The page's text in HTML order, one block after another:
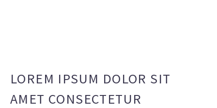
LOREM IPSUM DOLOR SIT
AMET CONSECTETUR